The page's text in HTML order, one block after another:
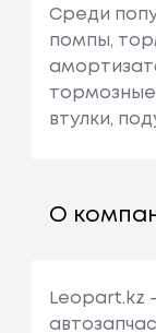
Среди
помпы,
тормозные
втулки,
О
Leopart.kz